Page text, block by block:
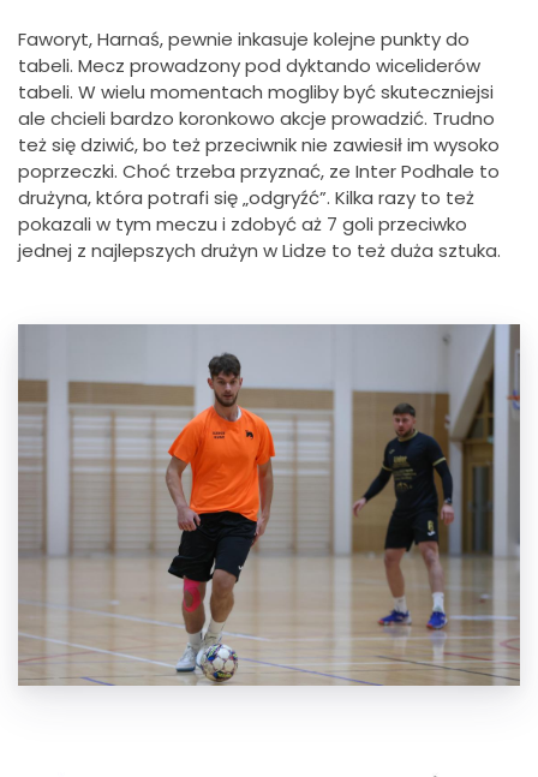
Faworyt, Harnaś, pewnie inkasuje kolejne punkty do
tabeli. Mecz prowadzony pod dyktando wiceliderów
tabeli. W wielu momentach mogliby być skuteczniejsi
ale chcieli bardzo koronkowo akcje prowadzić. Trudno
też się dziwić, bo też przeciwnik nie zawiesił im wysoko
poprzeczki. Choć trzeba przyznać, ze Inter Podhale to
drużyna, która potrafi się „odgryźć”. Kilka razy to też
pokazali w tym meczu i zdobyć aż 7 goli przeciwko
jednej z najlepszych drużyn w Lidze to też duża sztuka.